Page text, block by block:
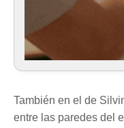
También en el de
entre las paredes del